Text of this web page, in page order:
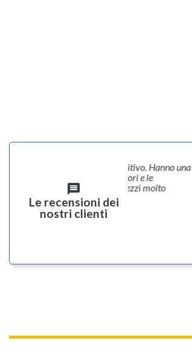
message
Le recensioni dei
nostri clienti
sul sito è molto semplice e intuitivo. Hanno una
gamma di strumenti e accessori e le
sono davvero ben fatte e i prezzi molto
verificato